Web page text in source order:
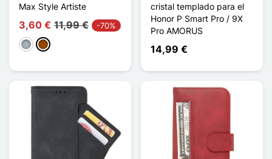
Max Style Artiste
3,60 € 11,99 € -70%
Gris Marrón
cristal templado para el
Honor P Smart Pro / 9X
Pro AMORUS
14,99 €